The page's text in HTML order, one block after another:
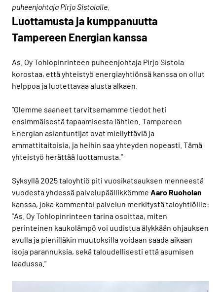
puheenjohtaja Pirjo Sistolalle.
Luottamusta ja kumppanuutta
Tampereen Energian kanssa
As. Oy Tohlopinrinteen puheenjohtaja Pirjo Sistola
korostaa, että yhteistyö energiayhtiönsä kanssa on ollut
helppoa ja luotettavaa alusta alkaen.
”Olemme saaneet tarvitsemamme tiedot heti
ensimmäisestä tapaamisesta lähtien. Tampereen
Energian asiantuntijat ovat miellyttäviä ja
ammattitaitoisia, ja heihin saa yhteyden nopeasti. Tämä
yhteistyö herättää luottamusta.”
Syksyllä 2025 taloyhtiö piti vuosikatsauksen menneestä
vuodesta yhdessä palvelupäällikkömme Aaro Ruoholan
kanssa, joka kommentoi palvelun merkitystä taloyhtiöille:
”As. Oy Tohlopinrinteen tarina osoittaa, miten
perinteinen kaukolämpö voi uudistua älykkään ohjauksen
avulla ja pienilläkin muutoksilla voidaan saada aikaan
isoja parannuksia, sekä taloudellisesti että asumisen
laadussa.”